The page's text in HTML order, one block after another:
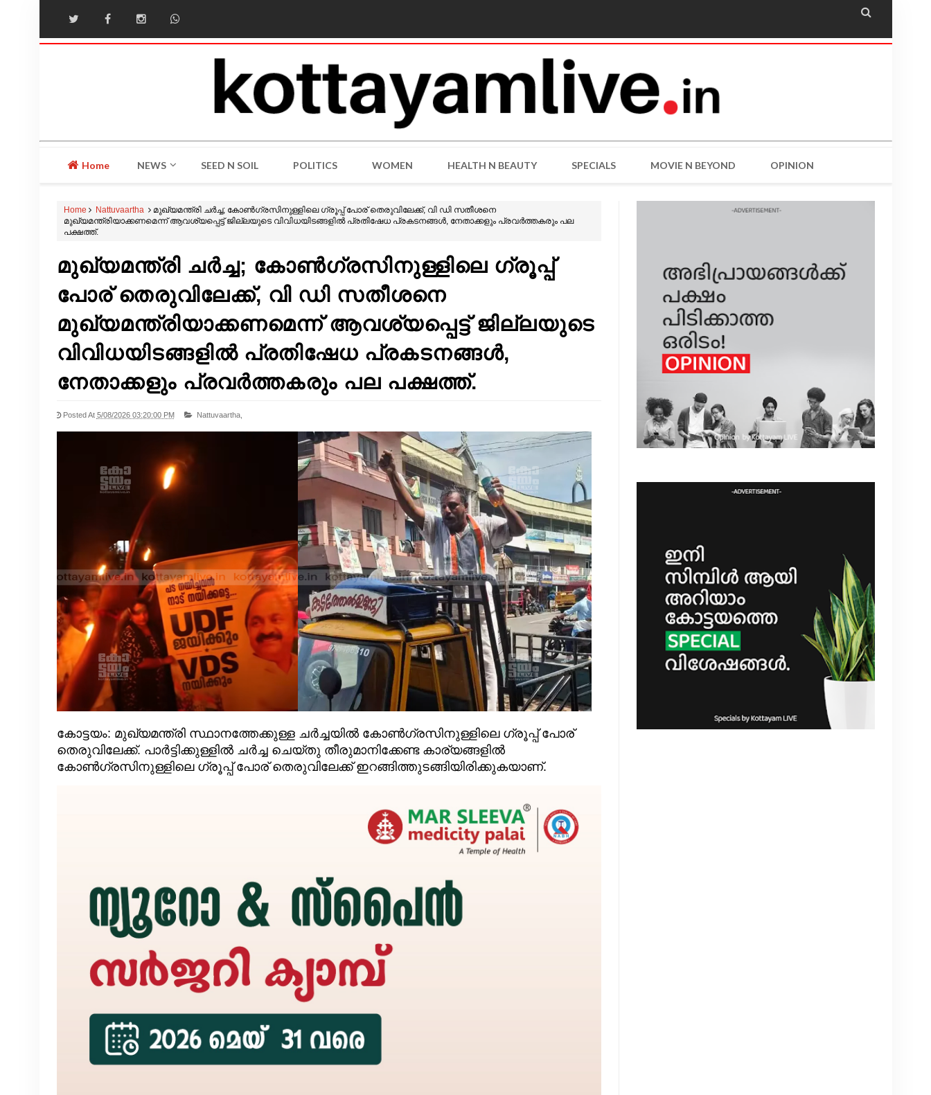

Home NEWS SEED N SOIL POLITICS WOMEN HEALTH N BEAUTY SPECIALS MOVIE N BEYOND OPINION
Home Nattuvaartha
മുഖ്യമന്ത്രി ചർച്ച; കോൺഗ്രസിനുള്ളിലെ ഗ്രൂപ്പ് പോര് തെരുവിലേക്ക്, വി ഡി സതീശനെ
മുഖ്യമന്ത്രിയാക്കണമെന്ന് ആവശ്യപ്പെട്ട് ജില്ലയുടെ വിവിധയിടങ്ങളിൽ പ്രതിഷേധ പ്രകടനങ്ങൾ, നേതാക്കളും പ്രവർത്തകരും പല
പക്ഷത്ത്.
മുഖ്യമന്ത്രി ചർച്ച; കോൺഗ്രസിനുള്ളിലെ ഗ്രൂപ്പ്
പോര് തെരുവിലേക്ക്, വി ഡി സതീശനെ
മുഖ്യമന്ത്രിയാക്കണമെന്ന് ആവശ്യപ്പെട്ട് ജില്ലയുടെ
വിവിധയിടങ്ങളിൽ പ്രതിഷേധ പ്രകടനങ്ങൾ,
നേതാക്കളും പ്രവർത്തകരും പല പക്ഷത്ത്.
Posted At 5/08/2026 03:20:00 PM Nattuvaartha,
കോട്ടയം: മുഖ്യമന്ത്രി സ്ഥാനത്തേക്കുള്ള ചർച്ചയിൽ കോൺഗ്രസിനുള്ളിലെ ഗ്രൂപ്പ് പോര്
തെരുവിലേക്ക്. പാർട്ടിക്കുള്ളിൽ ചർച്ച ചെയ്തു തീരുമാനിക്കേണ്ട കാര്യങ്ങളിൽ
കോൺഗ്രസിനുള്ളിലെ ഗ്രൂപ്പ് പോര് തെരുവിലേക്ക് ഇറങ്ങിത്തുടങ്ങിയിരിക്കുകയാണ്.